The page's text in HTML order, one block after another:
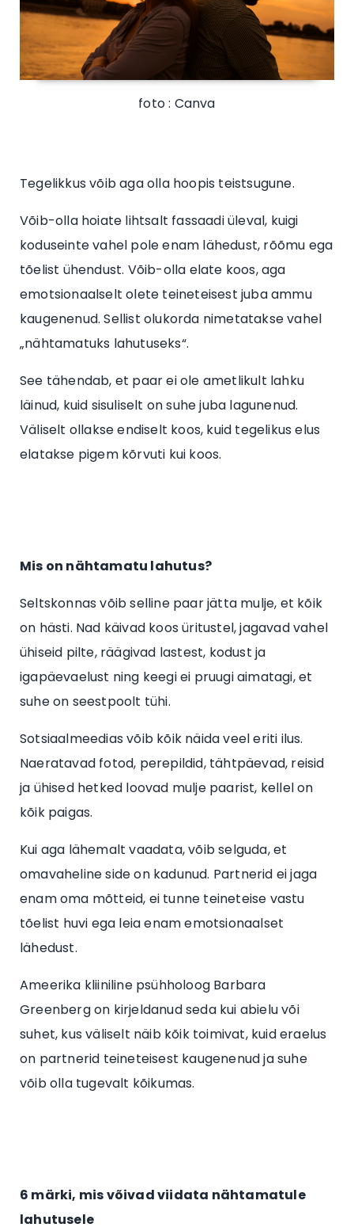
foto : Canva
Tegelikkus võib aga olla hoopis teistsugune.
Võib-olla hoiate lihtsalt fassaadi üleval, kuigi
koduseinte vahel pole enam lähedust, rõõmu ega
tõelist ühendust. Võib-olla elate koos, aga
emotsionaalselt olete teineteisest juba ammu
kaugenenud. Sellist olukorda nimetatakse vahel
„nähtamatuks lahutuseks“.
See tähendab, et paar ei ole ametlikult lahku
läinud, kuid sisuliselt on suhe juba lagunenud.
Väliselt ollakse endiselt koos, kuid tegelikus elus
elatakse pigem kõrvuti kui koos.
Mis on nähtamatu lahutus?
Seltskonnas võib selline paar jätta mulje, et kõik
on hästi. Nad käivad koos üritustel, jagavad vahel
ühiseid pilte, räägivad lastest, kodust ja
igapäevaelust ning keegi ei pruugi aimatagi, et
suhe on seestpoolt tühi.
Sotsiaalmeedias võib kõik näida veel eriti ilus.
Naeratavad fotod, perepildid, tähtpäevad, reisid
ja ühised hetked loovad mulje paarist, kellel on
kõik paigas.
Kui aga lähemalt vaadata, võib selguda, et
omavaheline side on kadunud. Partnerid ei jaga
enam oma mõtteid, ei tunne teineteise vastu
tõelist huvi ega leia enam emotsionaalset
lähedust.
Ameerika kliiniline psühholoog Barbara
Greenberg on kirjeldanud seda kui abielu või
suhet, kus väliselt näib kõik toimivat, kuid eraelus
on partnerid teineteisest kaugenenud ja suhe
võib olla tugevalt kõikumas.
6 märki, mis võivad viidata nähtamatule
lahutusele